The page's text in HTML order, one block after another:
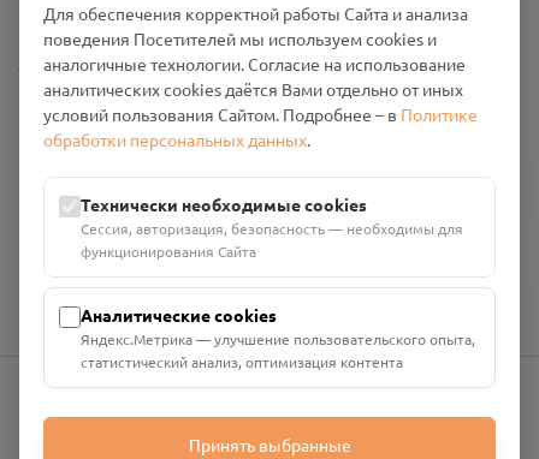
Промо-материалы
Настройки cookies
Общество с ограниченной ответственностью «Смоленский
Проект Помним»
Юридический адрес: 216790, Смоленская область, р-н
Руднянский, г. Рудня, улица Западная, д. 26А, пом. 18
Номер счёта: 40702810901130004287 в АО "АЛЬФА-БАНК"
Кор. счёт: 30101810200000000593
info@pomnim.online
Для обеспечения корректной работы Сайта и анализа
поведения Посетителей мы используем cookies и
аналогичные технологии. Согласие на использование
аналитических cookies даётся Вами отдельно от иных
условий пользования Сайтом. Подробнее – в Политике
обработки персональных данных.
Технически необходимые cookies
Сессия, авторизация, безопасность — необходимы для
функционирования Сайта
Аналитические cookies
Яндекс.Метрика — улучшение пользовательского опыта,
статистический анализ, оптимизация контента
Принять выбранные